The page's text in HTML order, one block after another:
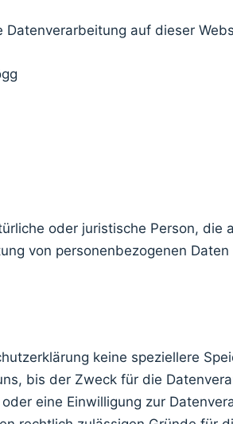
auf dieser
oder juristische Person, die
von personenbezogenen
keine speziellere
bis der Zweck für die
eine Einwilligung zur